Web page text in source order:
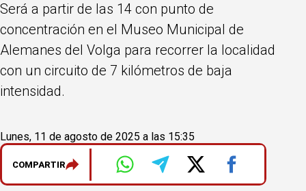
Será a partir de las 14 con punto de
concentración en el Museo Municipal de
Alemanes del Volga para recorrer la localidad
con un circuito de 7 kilómetros de baja
intensidad.
Lunes, 11 de agosto de 2025 a las 15:35
COMPARTIR